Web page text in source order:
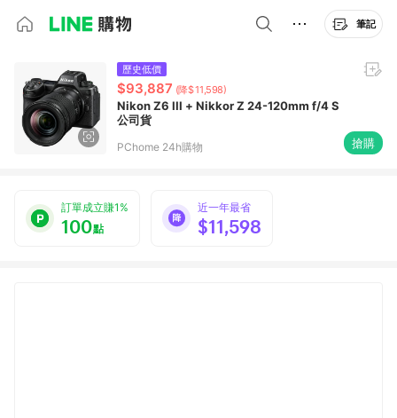
筆記
歷史低價
$93,887 (降$11,598)
Nikon Z6 III + Nikkor Z 24-120mm f/4 S
公司貨
PChome 24h購物 搶購
訂單成立賺1%
100點
近一年最省
$11,598